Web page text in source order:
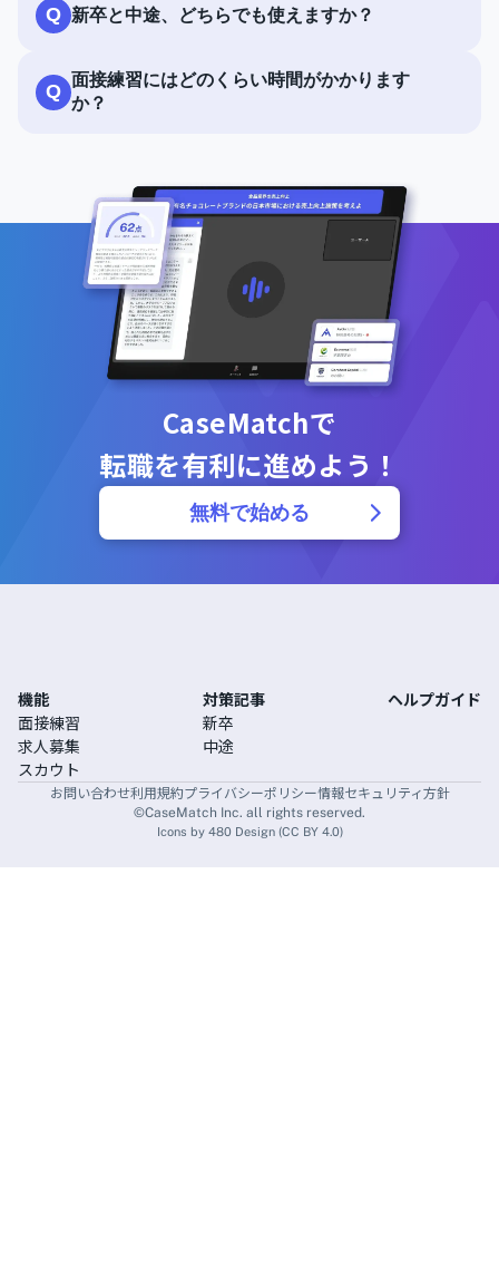
Q 新卒と中途、どちらでも使えますか？
Q
面接練習にはどのくらい時間がかかります
か？
CaseMatchで
転職を有利に進めよう！
無料で始める
機能
面接練習
求人募集
スカウト
対策記事
新卒
中途
ヘルプガイド
お問い合わせ利用規約プライバシーポリシー情報セキュリティ方針
©CaseMatch Inc. all rights reserved.
Icons by 480 Design (CC BY 4.0)